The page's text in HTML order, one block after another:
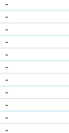
-
-
-
-
-
-
-
-
-
-
-